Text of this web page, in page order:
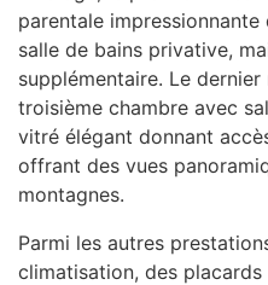
parentale impressionnante
salle de bains privative,
supplémentaire. Le
troisième chambre avec
vitré élégant donnant
offrant des vues
montagnes.
Parmi les autres
climatisation, des